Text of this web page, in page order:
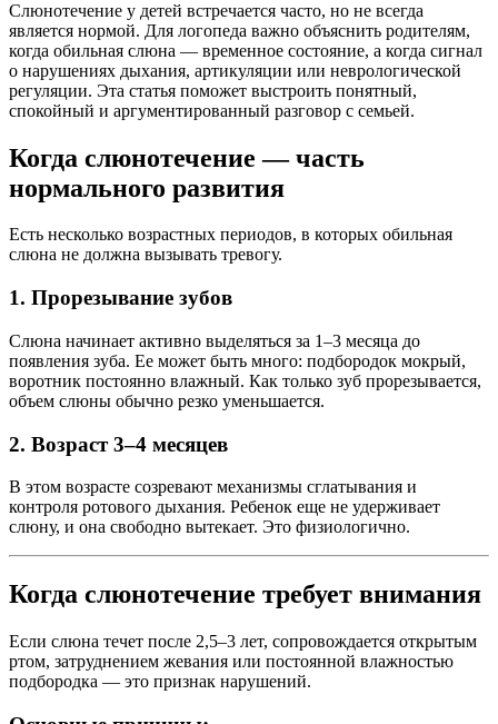
Слюнотечение у детей встречается часто, но не всегда
является нормой. Для логопеда важно объяснить родителям,
когда обильная слюна — временное состояние, а когда сигнал
о нарушениях дыхания, артикуляции или неврологической
регуляции. Эта статья поможет выстроить понятный,
спокойный и аргументированный разговор с семьей.
Когда слюнотечение — часть
нормального развития
Есть несколько возрастных периодов, в которых обильная
слюна не должна вызывать тревогу.
1. Прорезывание зубов
Слюна начинает активно выделяться за 1–3 месяца до
появления зуба. Ее может быть много: подбородок мокрый,
воротник постоянно влажный. Как только зуб прорезывается,
объем слюны обычно резко уменьшается.
2. Возраст 3–4 месяцев
В этом возрасте созревают механизмы сглатывания и
контроля ротового дыхания. Ребенок еще не удерживает
слюну, и она свободно вытекает. Это физиологично.
Когда слюнотечение требует внимания
Если слюна течет после 2,5–3 лет, сопровождается открытым
ртом, затруднением жевания или постоянной влажностью
подбородка — это признак нарушений.